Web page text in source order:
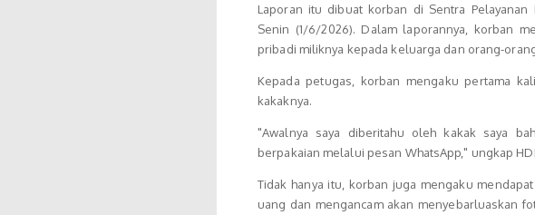
Laporan itu dibuat korban di Sentra Pelayanan
Senin (1/6/2026). Dalam laporannya, korban
pribadi miliknya kepada keluarga dan orang-
Kepada petugas, korban mengaku pertama
kakaknya.
"Awalnya saya diberitahu oleh kakak saya
berpakaian melalui pesan WhatsApp," ungkap
Tidak hanya itu, korban juga mengaku
uang dan mengancam akan menyebarluaskan